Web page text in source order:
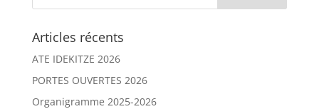
Articles récents
ATE IDEKITZE 2026
PORTES OUVERTES 2026
Organigramme 2025-2026